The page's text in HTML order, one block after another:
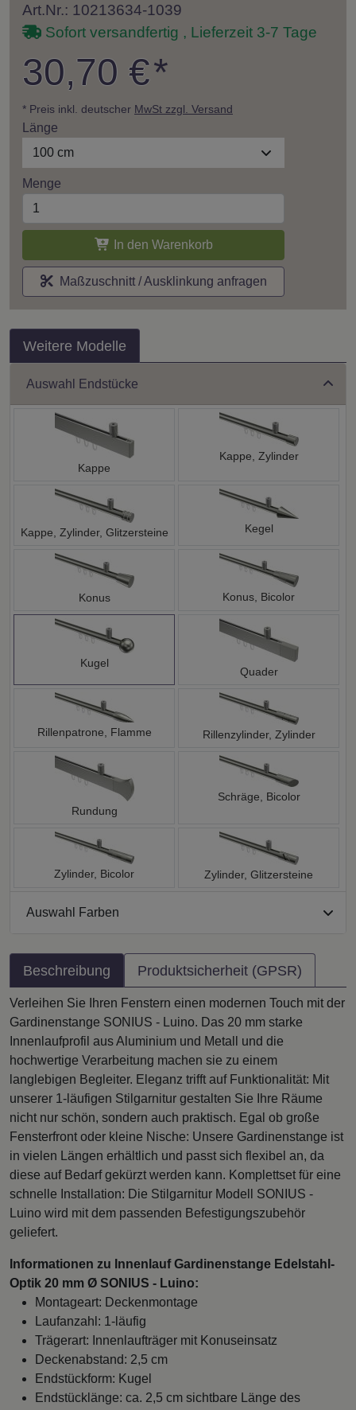
Art.Nr.: 10213634-1039
Sofort versandfertig , Lieferzeit 3-7 Tage
30,70 €*
* Preis inkl. deutscher MwSt zzgl. Versand
Länge
100 cm
Menge
In den Warenkorb
Maßzuschnitt / Ausklinkung anfragen
Weitere Modelle
Auswahl Endstücke
Kappe
Kappe, Zylinder
Kappe, Zylinder, Glitzersteine Kegel
Konus Konus, Bicolor
Kugel
Quader
Rillenpatrone, Flamme Rillenzylinder, Zylinder
Rundung
Schräge, Bicolor
Zylinder, Bicolor Zylinder, Glitzersteine
Auswahl Farben
Beschreibung Produktsicherheit (GPSR)
Verleihen Sie Ihren Fenstern einen modernen Touch mit der
Gardinenstange SONIUS - Luino. Das 20 mm starke
Innenlaufprofil aus Aluminium und Metall und die
hochwertige Verarbeitung machen sie zu einem
langlebigen Begleiter. Eleganz trifft auf Funktionalität: Mit
unserer 1-läufigen Stilgarnitur gestalten Sie Ihre Räume
nicht nur schön, sondern auch praktisch. Egal ob große
Fensterfront oder kleine Nische: Unsere Gardinenstange ist
in vielen Längen erhältlich und passt sich flexibel an, da
diese auf Bedarf gekürzt werden kann. Komplettset für eine
schnelle Installation: Die Stilgarnitur Modell SONIUS -
Luino wird mit dem passenden Befestigungszubehör
geliefert.
Informationen zu Innenlauf Gardinenstange Edelstahl-
Optik 20 mm Ø SONIUS - Luino:
Montageart: Deckenmontage
Laufanzahl: 1-läufig
Trägerart: Innenlaufträger mit Konuseinsatz
Deckenabstand: 2,5 cm
Endstückform: Kugel
Endstücklänge: ca. 2,5 cm sichtbare Länge des